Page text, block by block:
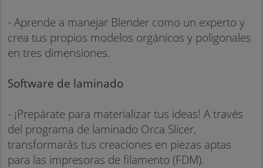
- Aprende a manejar Blender como un experto y
crea tus propios modelos orgánicos y poligonales
en tres dimensiones.
Software de laminado
- ¡Prepárate para materializar tus ideas! A través
del programa de laminado Orca Slicer,
transformarás tus creaciones en piezas aptas
para las impresoras de filamento (FDM).